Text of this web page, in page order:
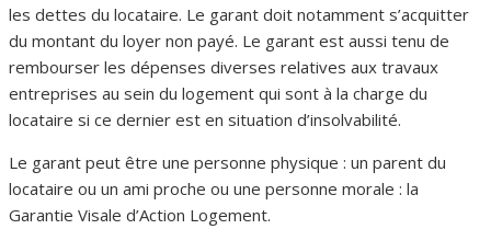
les dettes du locataire. Le garant doit notamment s’acquitter
du montant du loyer non payé. Le garant est aussi tenu de
rembourser les dépenses diverses relatives aux travaux
entreprises au sein du logement qui sont à la charge du
locataire si ce dernier est en situation d’insolvabilité.
Le garant peut être une personne physique : un parent du
locataire ou un ami proche ou une personne morale : la
Garantie Visale d’Action Logement.